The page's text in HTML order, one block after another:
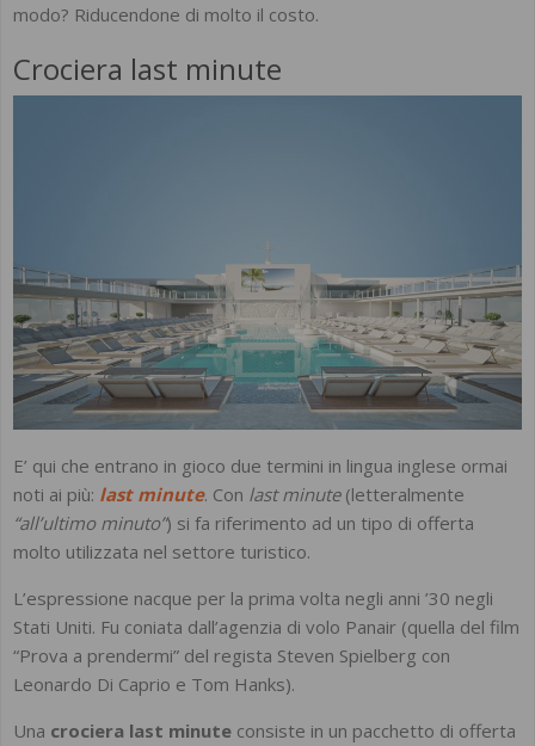
modo? Riducendone di molto il costo.
Crociera last minute
E’ qui che entrano in gioco due termini in lingua inglese ormai
noti ai più: last minute. Con last minute(letteralmente
“all’ultimo minuto”) si fa riferimento ad un tipo di offerta
molto utilizzata nel settore turistico.
L’espressione nacque per la prima volta negli anni ’30 negli
Stati Uniti. Fu coniata dall’agenzia di volo Panair (quella del film
“Prova a prendermi” del regista Steven Spielberg con
Leonardo Di Caprio e Tom Hanks).
Una crociera last minute consiste in un pacchetto di offerta